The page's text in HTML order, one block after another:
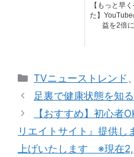
【もっと早
た】
益を2倍
カ
テ
ゴ
リ
ー
TVニューストレンド
足裏で健康状態を知
【おすすめ】初心者
リエイトサイト』提供
上げいたします ※現在